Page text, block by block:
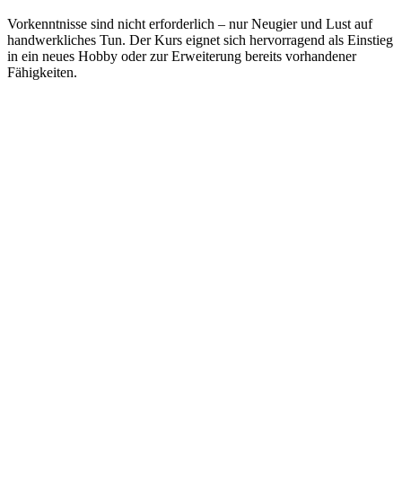
Vorkenntnisse sind nicht erforderlich – nur Neugier und Lust auf
handwerkliches Tun. Der Kurs eignet sich hervorragend als Einstieg
in ein neues Hobby oder zur Erweiterung bereits vorhandener
Fähigkeiten.